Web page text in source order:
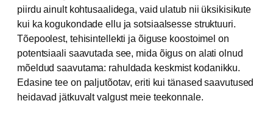
piirdu ainult kohtusaalidega, vaid ulatub nii üksikisikute
kui ka kogukondade ellu ja sotsiaalsesse struktuuri.
Tõepoolest, tehisintellekti ja õiguse koostoimel on
potentsiaali saavutada see, mida õigus on alati olnud
mõeldud saavutama: rahuldada keskmist kodanikku.
Edasine tee on paljutõotav, eriti kui tänased saavutused
heidavad jätkuvalt valgust meie teekonnale.